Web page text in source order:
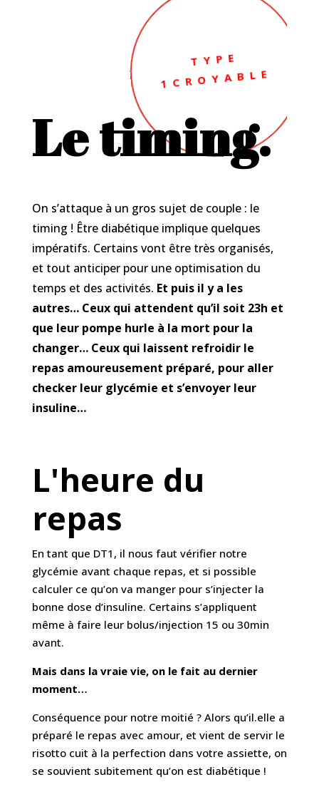
TYPE
1CROYABLE
Le timing.
On s’attaque à un gros sujet de couple : le
timing ! Être diabétique implique quelques
impératifs. Certains vont être très organisés,
et tout anticiper pour une optimisation du
temps et des activités. Et puis il y a les
autres… Ceux qui attendent qu’il soit 23h et
que leur pompe hurle à la mort pour la
changer… Ceux qui laissent refroidir le
repas amoureusement préparé, pour aller
checker leur glycémie et s’envoyer leur
insuline…
L'heure du
repas
En tant que DT1, il nous faut vérifier notre
glycémie avant chaque repas, et si possible
calculer ce qu’on va manger pour s’injecter la
bonne dose d’insuline. Certains s’appliquent
même à faire leur bolus/injection 15 ou 30min
avant.
Mais dans la vraie vie, on le fait au dernier
moment…
Conséquence pour notre moitié ? Alors qu’il.elle a
préparé le repas avec amour, et vient de servir le
risotto cuit à la perfection dans votre assiette, on
se souvient subitement qu’on est diabétique !